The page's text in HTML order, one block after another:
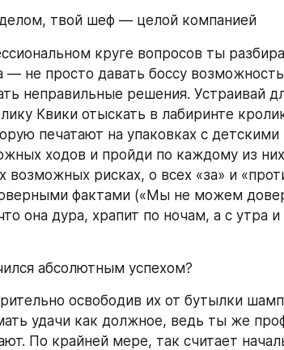
твой шеф — целой компанией
круге вопросов ты
— не просто давать боссу
неправильные решения. Устраивай
Квики отыскать в лабиринте
печатают на упаковках с детскими
ходов и пройди по каждому из
возможных рисках, о всех «за» и
фактами («Мы не можем
она дура, храпит по ночам, а с утра и
абсолютным успехом?
освободив их от бутылки
удачи как должное, ведь ты же
По крайней мере, так считает